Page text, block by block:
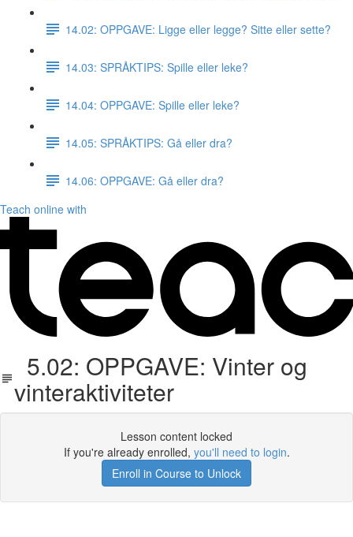
14.02: OPPGAVE: Ligge eller legge? Sitte eller sette?
14.03: SPRÅKTIPS: Spille eller leke?
14.04: OPPGAVE: Spille eller leke?
14.05: SPRÅKTIPS: Gå eller dra?
14.06: OPPGAVE: Gå eller dra?
Teach online with
5.02: OPPGAVE: Vinter og
vinteraktiviteter
Lesson content locked
If you're already enrolled, you'll need to login.
Enroll in Course to Unlock